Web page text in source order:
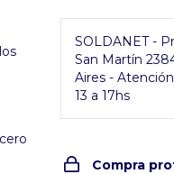
SOLDANET -
San Martín
Aires -
13 a 17hs
Compra